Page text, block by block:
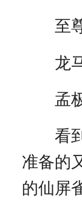
至尊
龙马
孟极
看到
准备的
的仙屏